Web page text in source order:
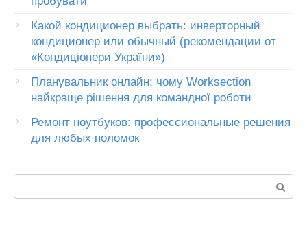
Какой кондиционер выбрать: инверторный
кондиционер или обычный (рекомендации от
«Кондиціонери України»)
Планувальник онлайн: чому Worksection
найкраще рішення для командної роботи
Ремонт ноутбуков: профессиональные решения
для любых поломок